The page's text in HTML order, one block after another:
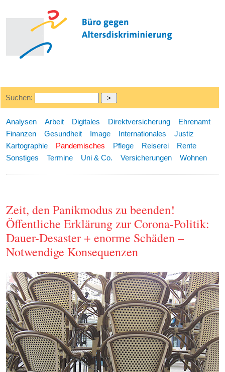
Suchen:
Analysen Arbeit Digitales Direktversicherung
Ehrenamt
Finanzen
Gesundheit Image Internationales
Justiz
Kartographie
Pandemisches Pflege Reiserei
Rente
Sonstiges
Termine Uni & Co. Versicherungen Wohnen
Zeit, den Panikmodus zu beenden!
Öffentliche Erklärung zur Corona-Politik:
Dauer-Desaster + enorme Schäden –
Notwendige Konsequenzen